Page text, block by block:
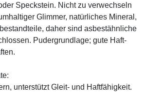
Speckstein. Nicht zu verwechseln
Glimmer, natürliches Mineral,
daher sind asbestähnliche
Pudergrundlage; gute Haft-
unterstützt Gleit- und Haftfähigkeit.